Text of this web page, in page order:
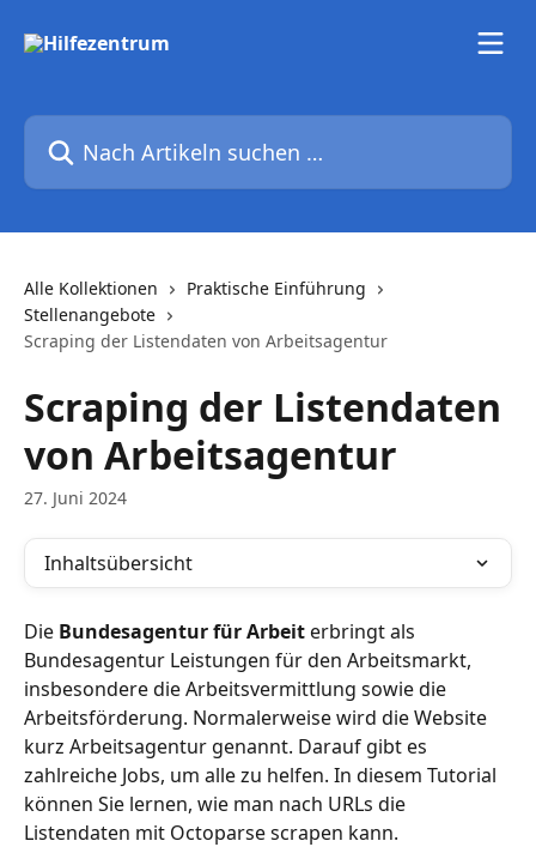
Nach Artikeln suchen …
Alle Kollektionen
Praktische Einführung
Stellenangebote
Scraping der Listendaten von Arbeitsagentur
Scraping der Listendaten
von Arbeitsagentur
27. Juni 2024
Inhaltsübersicht
Die Bundesagentur für Arbeit erbringt als
Bundesagentur Leistungen für den Arbeitsmarkt,
insbesondere die Arbeitsvermittlung sowie die
Arbeitsförderung. Normalerweise wird die Website
kurz Arbeitsagentur genannt. Darauf gibt es
zahlreiche Jobs, um alle zu helfen. In diesem Tutorial
können Sie lernen, wie man nach URLs die
Listendaten mit Octoparse scrapen kann.